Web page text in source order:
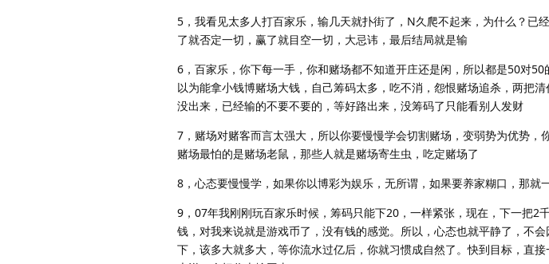
5，我看见太多人打百家乐，输几天就扑街了，N久爬不起来，为什么？已
了就否定一切，赢了就目空一切，大忌讳，最后结局就是输
6，百家乐，你下每一手，你和赌场都不知道开庄还是闲，所以都是50对
以为能拿小钱博赌场大钱，自己筹码太多，吃不消，怨恨赌场追杀，两把
没出来，已经输的不要不要的，等好路出来，没筹码了只能看别人发财
7，赌场对赌客而言太强大，所以你要慢慢学会切割赌场，变弱势为优势，
赌场最怕的是赌场老鼠，那些人就是赌场寄生虫，吃定赌场了
8，心态要慢慢学，如果你以博彩为娱乐，无所谓，如果要养家糊口，那就
9，07年我刚刚玩百家乐时候，筹码只能下20，一样紧张，现在，下一把2
钱，对我来说就是游戏币了，没有钱的感觉。所以，心态也就平静了，不
下，该多大就多大，等你流水过亿后，你就习惯成自然了。快到目标，直